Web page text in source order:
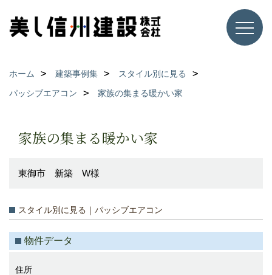
ホーム 建築事例集
スタイル別に見る
パッシブエアコン
家族の集まる暖かい家
家族の集まる暖かい家
東御市 新築 W様
スタイル別に見る｜パッシブエアコン
物件データ
住所